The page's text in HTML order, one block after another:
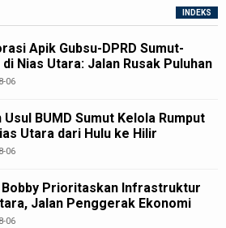
INDEKS
Apik Gubsu-DPRD Sumut-
Nias Utara: Jalan Rusak Puluhan
Diperbaiki
06
Usul BUMD Sumut Kelola Rumput
Utara dari Hulu ke Hilir
06
Bobby Prioritaskan Infrastruktur
Jalan Penggerak Ekonomi
06